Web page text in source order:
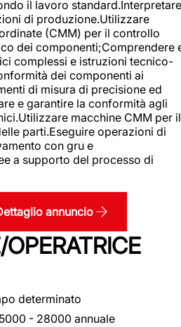
il lavoro standard.Interpretare
di produzione.Utilizzare
(CMM) per il controllo
dei componenti;Comprendere
complessi e istruzioni tecnico-
dei componenti ai
di misura di precisione ed
e garantire la conformità agli
macchine CMM per il
parti.Eseguire operazioni di
con gru e
a supporto del processo di
annuncio
determinato
- 28000 annuale